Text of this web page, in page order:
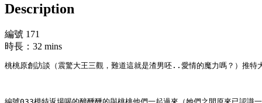
Description
編號 171
時長：32 mins
桃桃原創訪談（震驚大王三觀，難道這就是渣男呸..愛情的魔力嗎？）推特